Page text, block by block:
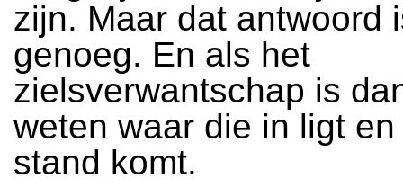
zijn. Maar dat antwoord
genoeg. En als het
zielsverwantschap is
weten waar die in ligt
stand komt.